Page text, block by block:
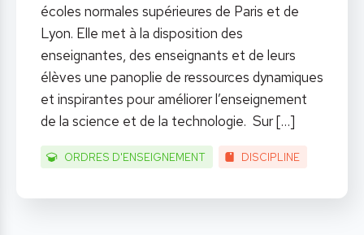
écoles normales supérieures de Paris et de
Lyon. Elle met à la disposition des
enseignantes, des enseignants et de leurs
élèves une panoplie de ressources dynamiques
et inspirantes pour améliorer l’enseignement
de la science et de la technologie. Sur[…]
ORDRES D'ENSEIGNEMENT DISCIPLINE